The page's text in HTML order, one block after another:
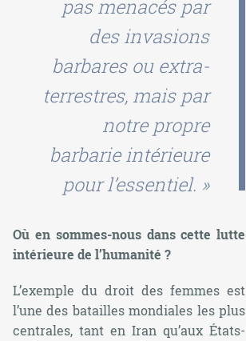
pas menacés par
des invasions
barbares ou extra-
terrestres, mais par
notre propre
barbarie intérieure
pour l’essentiel. »
Où en sommes-nous dans cette lutte
intérieure de l’humanité ?
L’exemple du droit des femmes est
l’une des batailles mondiales les plus
centrales, tant en Iran qu’aux États-